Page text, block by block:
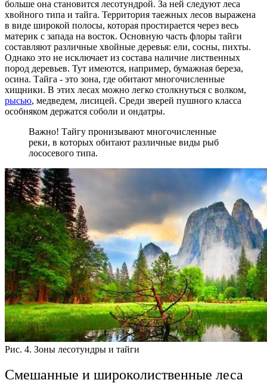
больше она становится лесотундрой. За ней следуют леса
хвойного типа и тайга. Территория таежных лесов выражена
в виде широкой полосы, которая простирается через весь
материк с запада на восток. Основную часть флоры тайги
составляют различные хвойные деревья: ели, сосны, пихты.
Однако это не исключает из состава наличие лиственных
пород деревьев. Тут имеются, например, бумажная береза,
осина. Тайга - это зона, где обитают многочисленные
хищники. В этих лесах можно легко столкнуться с волком,
рысью, медведем, лисицей. Среди зверей пушного класса
особняком держатся соболи и ондатры.
Важно! Тайгу пронизывают многочисленные
реки, в которых обитают различные виды рыб
лососевого типа.
Рис. 4. Зоны лесотундры и тайги
Смешанные и широколиственные леса